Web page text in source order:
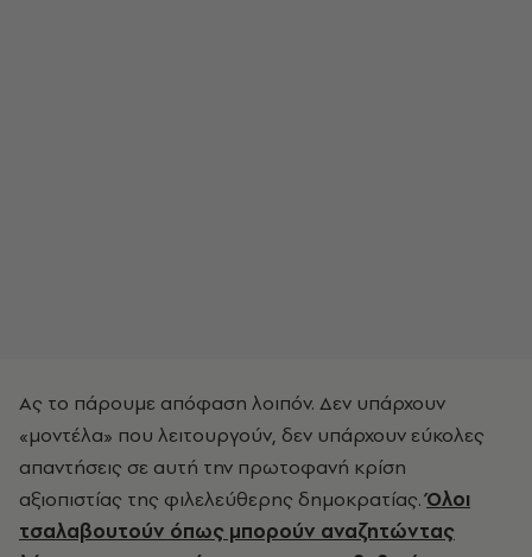
Ας το πάρουμε απόφαση λοιπόν. Δεν υπάρχουν
«μοντέλα» που λειτουργούν, δεν υπάρχουν εύκολες
απαντήσεις σε αυτή την πρωτοφανή κρίση
αξιοπιστίας της φιλελεύθερης δημοκρατίας.Όλοι
τσαλαβουτούν όπως μπορούν αναζητώντας